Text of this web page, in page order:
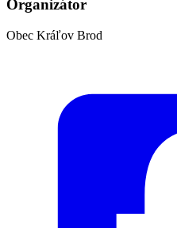
Organizátor
Obec Kráľov Brod